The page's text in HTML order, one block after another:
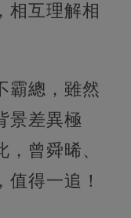
相互理解相
霸總，雖然
景差異極
曾舜晞、
得一追！